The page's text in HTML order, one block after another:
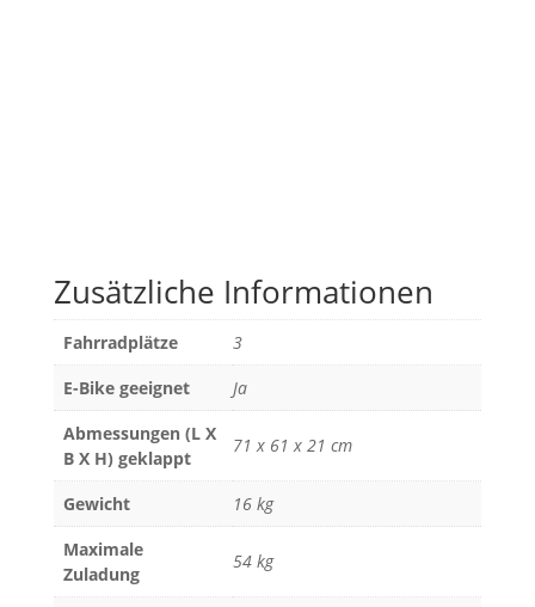
Zusätzliche Informationen
Fahrradplätze
3
E-Bike geeignet
Ja
Abmessungen (L X
B X H) geklappt
71 x 61 x 21 cm
Gewicht
16 kg
Maximale
Zuladung
54 kg